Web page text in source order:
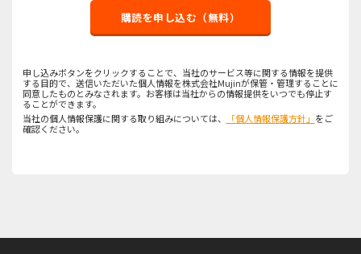
購読を申し込む（無料）
申し込みボタンをクリックすることで、当社のサービス等に関する情報を提供
する目的で、送信いただいた個人情報を株式会社Mujinが保管・管理することに
同意したものとみなされます。お客様は当社からの情報提供をいつでも停止す
ることができます。
当社の個人情報保護に関する取り組みについては、
「個人情報保護方針」 をご
確認ください。